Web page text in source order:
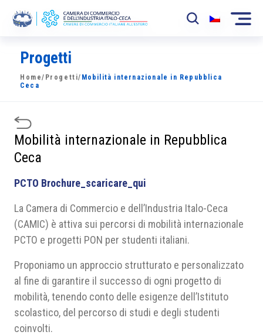
La Camera
News
Sviluppo Mercato
Soci
Partner
Progetti
Area riservata
Progetti
Home/ Progetti/ Mobilità internazionale in Repubblica
Ceca
Mobilità internazionale in Repubblica
Ceca
PCTO Brochure_scaricare_qui
La Camera di Commercio e dell’Industria Italo-Ceca
(CAMIC) è attiva sui percorsi di mobilità internazionale
PCTO e progetti PON per studenti italiani.
Proponiamo un approccio strutturato e personalizzato
al fine di garantire il successo di ogni progetto di
mobilità, tenendo conto delle esigenze dell’Istituto
scolastico, del percorso di studi e degli studenti
coinvolti.